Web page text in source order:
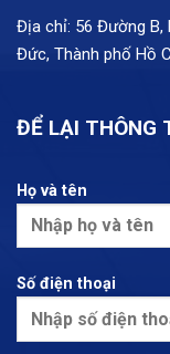
Địa chỉ: 56 Đường B,
Đức, Thành phố Hồ
ĐỂ LẠI THÔNG
Họ và tên
Số điện thoại